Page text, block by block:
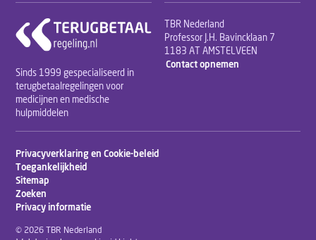
Sinds 1999 gespecialiseerd in
terugbetaalregelingen voor
medicijnen en medische
hulpmiddelen
TBR Nederland
Professor J.H. Bavincklaan 7
1183 AT AMSTELVEEN
Contact opnemen
Privacyverklaring en Cookie-beleid
Toegankelijkheid
Sitemap
Zoeken
Privacy informatie
© 2026 TBR Nederland